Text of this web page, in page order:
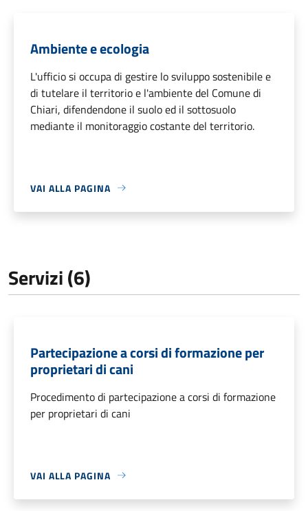
Ambiente e ecologia
L'ufficio si occupa di gestire lo sviluppo sostenibile e
di tutelare il territorio e l'ambiente del Comune di
Chiari, difendendone il suolo ed il sottosuolo
mediante il monitoraggio costante del territorio.
VAI ALLA PAGINA
Servizi (6)
Partecipazione a corsi di formazione per
proprietari di cani
Procedimento di partecipazione a corsi di formazione
per proprietari di cani
VAI ALLA PAGINA